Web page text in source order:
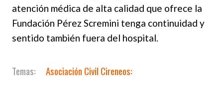
atención médica de alta calidad que ofrece la
Fundación Pérez Scremini tenga continuidad y
sentido también fuera del hospital.
Asociación Civil Cireneos: